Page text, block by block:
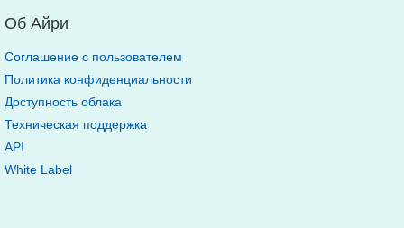
Об Айри
Соглашение с пользователем
Политика конфиденциальности
Доступность облака
Техническая поддержка
API
White Label